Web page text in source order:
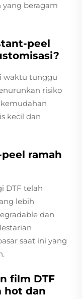
beragam
peel
waktu tunggu
risiko
kecil dan
ramah
DTF telah
lebih
dan
saat ini yang
film DTF
hot dan